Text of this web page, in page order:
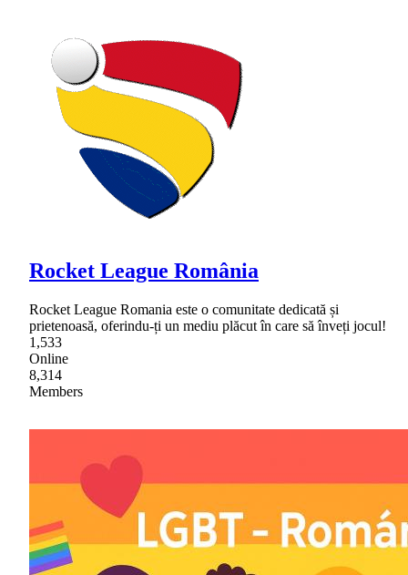
Rocket League România
Rocket League Romania este o comunitate dedicată și
prietenoasă, oferindu-ți un mediu plăcut în care să înveți jocul!
1,533
Online
8,314
Members